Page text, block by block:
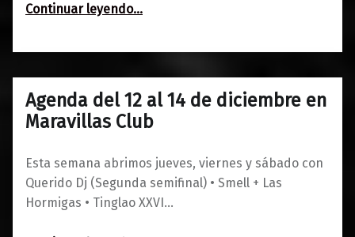
Continuar leyendo“Sábado 11 de enero: Proyecto Waikiki presenta Celia es Celíaca + Monstruopicales • Tinglao XXVIII”
…
Agenda del 12 al 14 de diciembre en
Maravillas Club
Esta semana abrimos jueves, viernes y sábado con
Querido Dj (Segunda semifinal) • Smell + Las
Hormigas • Tinglao XXVI…
11/12/2019
0
Maravillas